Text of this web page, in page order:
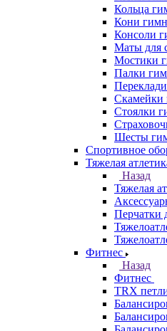
Кольца
Кони
Консоли
Маты для
Мостики
Палки
Скамейки
Стоялки
Шесты
Спортивное
Тяжелая
Назад
Тяжелая
Перчатки
Фитнес
Назад
Фитнес
TRX